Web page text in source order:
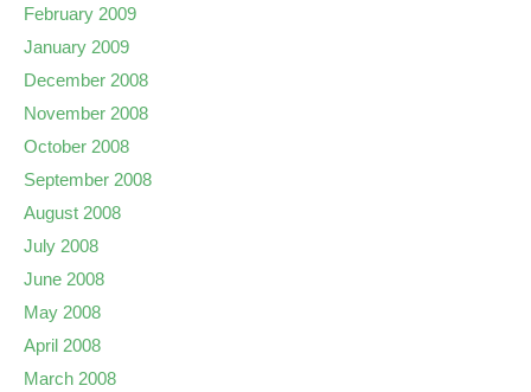
February 2009
January 2009
December 2008
November 2008
October 2008
September 2008
August 2008
July 2008
June 2008
May 2008
April 2008
March 2008